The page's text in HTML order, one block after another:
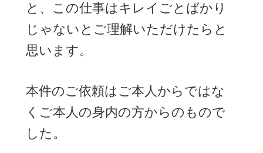
と、この仕事はキレイごとばかり
じゃないとご理解いただけたらと
思います。
本件のご依頼はご本人からではな
くご本人の身内の方からのもので
した。